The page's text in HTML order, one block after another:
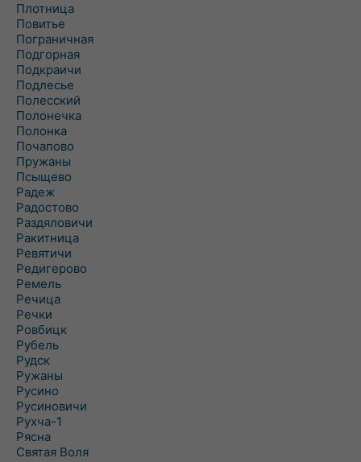
Плотница
Повитье
Пограничная
Подгорная
Подкраичи
Подлесье
Полесский
Полонечка
Полонка
Почапово
Пружаны
Псыщево
Радеж
Радостово
Раздяловичи
Ракитница
Ревятичи
Редигерово
Ремель
Речица
Речки
Ровбицк
Рубель
Рудск
Ружаны
Русино
Русиновичи
Рухча-1
Рясна
Святая Воля